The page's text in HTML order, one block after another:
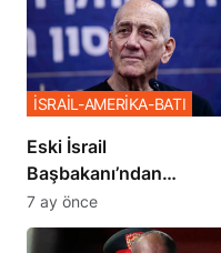
Eski İsrail
Başbakanı’ndan
Netanyahu’ya Ağır
Sözler
İSRAİL-AMERİKA-BATI
7 ay önce